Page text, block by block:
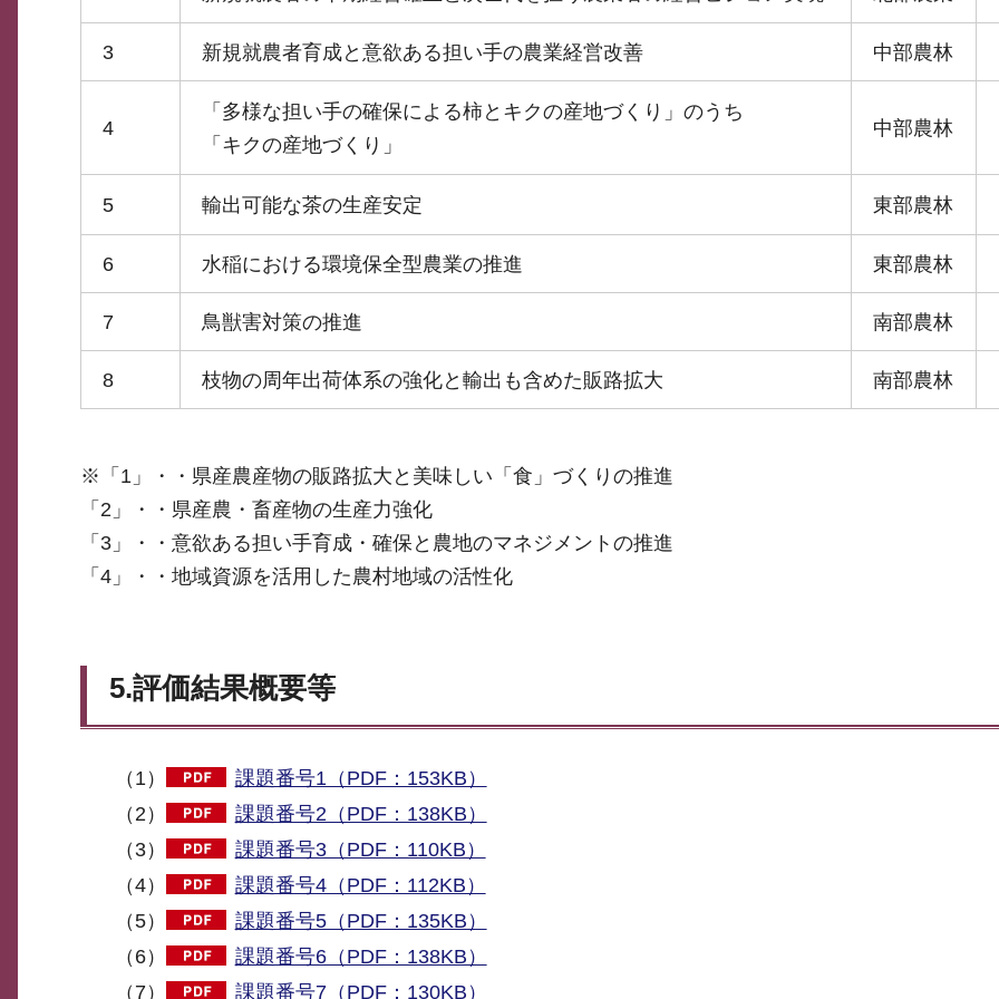
3 新規就農者育成と意欲ある担い手の農業経営改善 中部農林
4
「多様な担い手の確保による柿とキクの産地づくり」のうち
「キクの産地づくり」
中部農林
5 輸出可能な茶の生産安定 東部農林
6 水稲における環境保全型農業の推進 東部農林
7 鳥獣害対策の推進 南部農林
8 枝物の周年出荷体系の強化と輸出も含めた販路拡大 南部農林
※「1」・・県産農産物の販路拡大と美味しい「食」づくりの推進
「2」・・県産農・畜産物の生産力強化
「3」・・意欲ある担い手育成・確保と農地のマネジメントの推進
「4」・・地域資源を活用した農村地域の活性化
5.評価結果概要等
（1）
課題番号1（PDF：153KB）
（2）
課題番号2（PDF：138KB）
（3）
課題番号3（PDF：110KB）
（4）
課題番号4（PDF：112KB）
（5）
課題番号5（PDF：135KB）
（6）
課題番号6（PDF：138KB）
（7）
課題番号7（PDF：130KB）